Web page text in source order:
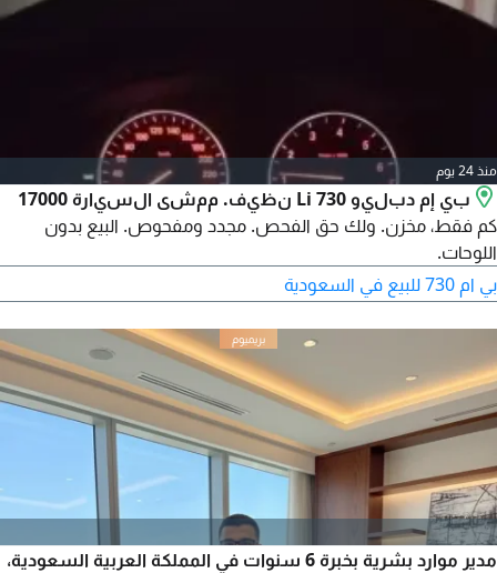
منذ 24 يوم
بي إم دبليو 730 Li نظيف. ممشى السيارة 17000
كم فقط، مخزن. ولك حق الفحص. مجدد ومفحوص. البيع بدون
اللوحات.
بي ام 730 للبيع في السعودية
مدير موارد بشرية بخبرة 6 سنوات في المملكة العربية السعودية،